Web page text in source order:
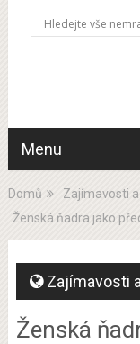
Menu
Domů
Zajímavosti
Ženská ňadra jako
Zajímavosti
Ženská